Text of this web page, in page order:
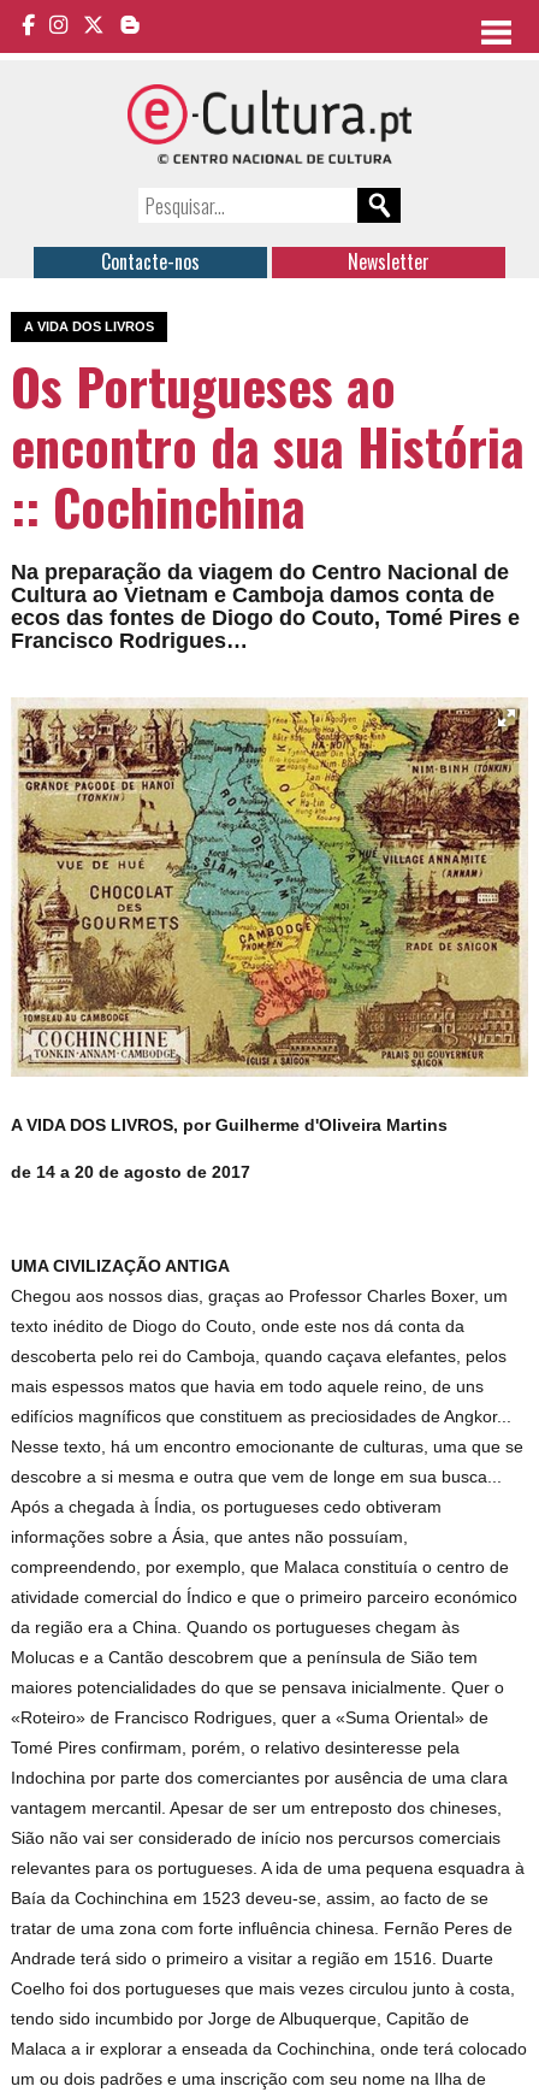
Contacte-nos Newsletter
A VIDA DOS LIVROS
Os Portugueses ao
encontro da sua História
:: Cochinchina
Na preparação da viagem do Centro Nacional de
Cultura ao Vietnam e Camboja damos conta de
ecos das fontes de Diogo do Couto, Tomé Pires e
Francisco Rodrigues…
A VIDA DOS LIVROS, por Guilherme d'Oliveira Martins
de 14 a 20 de agosto de 2017
UMA CIVILIZAÇÃO ANTIGA
Chegou aos nossos dias, graças ao Professor Charles Boxer, um
texto inédito de Diogo do Couto, onde este nos dá conta da
descoberta pelo rei do Camboja, quando caçava elefantes, pelos
mais espessos matos que havia em todo aquele reino, de uns
edifícios magníficos que constituem as preciosidades de Angkor...
Nesse texto, há um encontro emocionante de culturas, uma que se
descobre a si mesma e outra que vem de longe em sua busca...
Após a chegada à Índia, os portugueses cedo obtiveram
informações sobre a Ásia, que antes não possuíam,
compreendendo, por exemplo, que Malaca constituía o centro de
atividade comercial do Índico e que o primeiro parceiro económico
da região era a China. Quando os portugueses chegam às
Molucas e a Cantão descobrem que a península de Sião tem
maiores potencialidades do que se pensava inicialmente. Quer o
«Roteiro» de Francisco Rodrigues, quer a «Suma Oriental» de
Tomé Pires confirmam, porém, o relativo desinteresse pela
Indochina por parte dos comerciantes por ausência de uma clara
vantagem mercantil. Apesar de ser um entreposto dos chineses,
Sião não vai ser considerado de início nos percursos comerciais
relevantes para os portugueses. A ida de uma pequena esquadra à
Baía da Cochinchina em 1523 deveu-se, assim, ao facto de se
tratar de uma zona com forte influência chinesa. Fernão Peres de
Andrade terá sido o primeiro a visitar a região em 1516. Duarte
Coelho foi dos portugueses que mais vezes circulou junto à costa,
tendo sido incumbido por Jorge de Albuquerque, Capitão de
Malaca a ir explorar a enseada da Cochinchina, onde terá colocado
um ou dois padrões e uma inscrição com seu nome na Ilha de